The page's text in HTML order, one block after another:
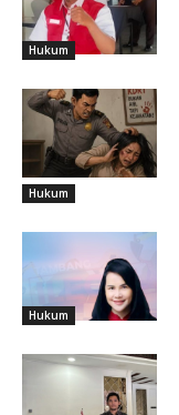
Hukum
Hukum
Hukum